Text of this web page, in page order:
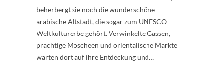
beherbergt sie noch die wunderschöne
arabische Altstadt, die sogar zum UNESCO-
Weltkulturerbe gehört. Verwinkelte Gassen,
prächtige Moscheen und orientalische Märkte
warten dort auf ihre Entdeckung und…